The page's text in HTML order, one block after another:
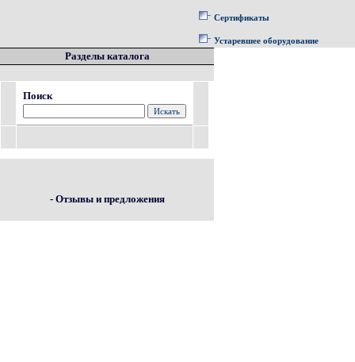
Сертификаты
Устаревшее оборудование
Разделы каталога
Поиск
- Отзывы и предложения